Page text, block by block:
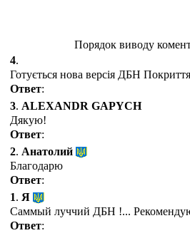
Порядок виводу
4.
Готується нова версія ДБН Покриття
Ответ:
3. ALEXANDR GAPYCH
Дякую!
Ответ:
2. Анатолий
Благодарю
Ответ:
1. Я
Саммый луччий ДБН !...
Ответ: